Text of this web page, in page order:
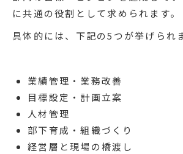
に共通の役割として求められます。
具体的には、下記の5つが挙げられ
業績管理・業務改善
目標設定・計画立案
人材管理
部下育成・組織づくり
経営層と現場の橋渡し